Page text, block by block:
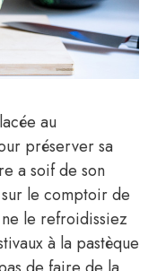
au
préserver sa
a soif de son
le comptoir de
le refroidissiez
à la pastèque